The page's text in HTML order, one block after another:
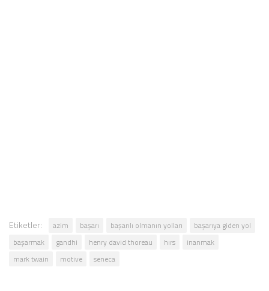
Etiketler: azim başarı başarılı olmanın yolları
başarıya giden yol
başarmak
gandhi henry david thoreau hırs
inanmak
mark twain
motive seneca